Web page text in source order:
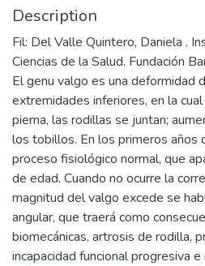
Description
Fil: Del Valle Quintero, Daniela .
Ciencias de la Salud. Fundación
El genu valgo es una deformidad
extremidades inferiores, en la
pierna, las rodillas se juntan;
los tobillos. En los primeros años
proceso fisiológico normal, que
de edad. Cuando no ocurre la
magnitud del valgo excede se
angular, que traerá como
biomecánicas, artrosis de rodilla,
incapacidad funcional progresiva